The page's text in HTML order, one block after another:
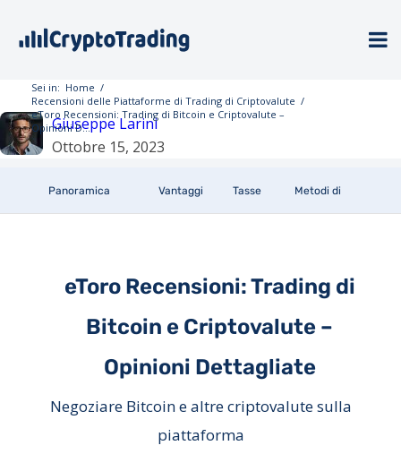
Sei in: Home /
Recensioni delle Piattaforme di Trading di Criptovalute /
eToro Recensioni: Trading di Bitcoin e Criptovalute –
Opinioni D...
Giuseppe Larini
Ottobre 15, 2023
Panoramica Vantaggi
Svantaggi
Tasse Metodi di
eToro Recensioni: Trading di
Bitcoin e Criptovalute –
Opinioni Dettagliate
Negoziare Bitcoin e altre criptovalute sulla
piattaforma